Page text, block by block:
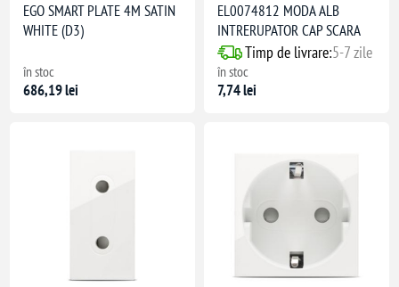
EGO SMART PLATE 4M SATIN
WHITE (D3)
în stoc
686,19 lei
EL0074812 MODA ALB
INTRERUPATOR CAP SCARA
Timp de livrare:5-7 zile
în stoc
7,74 lei